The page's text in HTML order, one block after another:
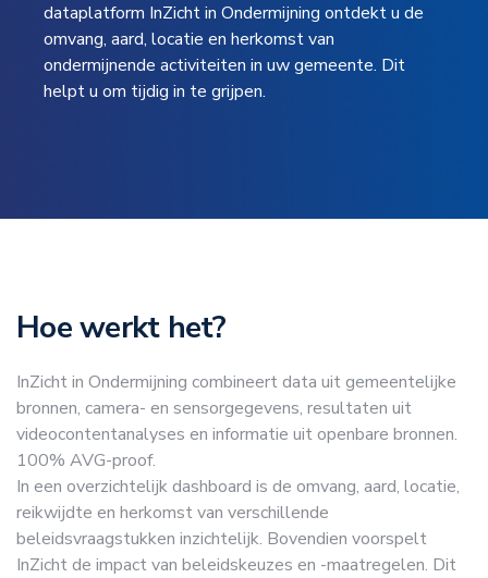
dataplatform InZicht in Ondermijning ontdekt u de
omvang, aard, locatie en herkomst van
ondermijnende activiteiten in uw gemeente. Dit
helpt u om tijdig in te grijpen.
Hoe werkt het?
InZicht in Ondermijning combineert data uit gemeentelijke
bronnen, camera- en sensorgegevens, resultaten uit
videocontentanalyses en informatie uit openbare bronnen.
100% AVG-proof.
In een overzichtelijk dashboard is de omvang, aard, locatie,
reikwijdte en herkomst van verschillende
beleidsvraagstukken inzichtelijk. Bovendien voorspelt
InZicht de impact van beleidskeuzes en -maatregelen. Dit